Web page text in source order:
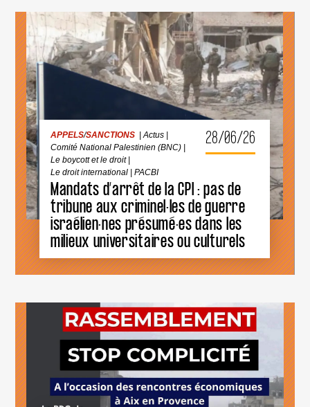
28/06/26
APPELS/SANCTIONS |Actus
Comité National Palestinien (BNC)
Le boycott et le droit|
Le droit international |PACBI
Mandats d’arrêt de la CPI : pas de
tribune aux criminel·les de guerre
israélien·nes présumé·es dans les
milieux universitaires ou culturels
APPELS/ SANCTIONS |Actus|
Comité National Palestinien (BNC)|
Le boycott et le droit
|Le droit international|
PACBI
MANDATS
D’ARRÊT
DE
LA
CPI
:
PAS
DE
CRIMINEL·LES
DE
GUERRE
ISRAÉLIEN·NES
PRÉSUMÉ·ES
DANS
LES
MILIEUX
UNIVERSITAIRES
OU
CULTURELS
APPELS/BOYCOTT /13 |
ACTIONS ET EVENEMENTS| Actus|
Rendez-vous